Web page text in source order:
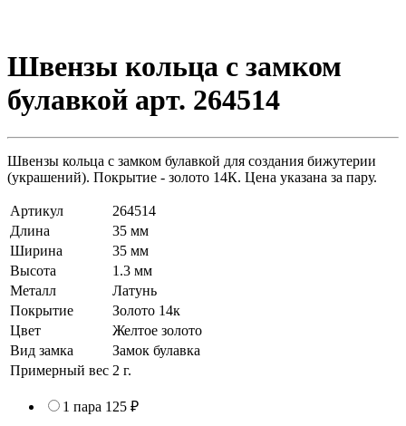
Швензы кольца с замком
булавкой арт. 264514
Швензы кольца с замком булавкой для создания бижутерии
(украшений). Покрытие - золото 14К. Цена указана за пару.
Артикул
264514
Длина
35 мм
Ширина
35 мм
Высота
1.3 мм
Металл
Латунь
Покрытие
Золото 14к
Цвет
Желтое золото
Вид замка
Замок булавка
Примерный вес 2 г.
1 пара 125 ₽